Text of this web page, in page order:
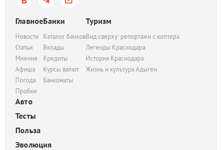
Главное
Новости
Статьи
Мнения
Афиша
Погода
Пробки
Банки
Каталог банков
Вклады
Кредиты
Курсы валют
Банкоматы
Туризм
Вид сверху: репортажи с коптера
Легенды Краснодара
История Краснодара
Жизнь и культура Адыгеи
Авто
Тесты
Польза
Эволюция